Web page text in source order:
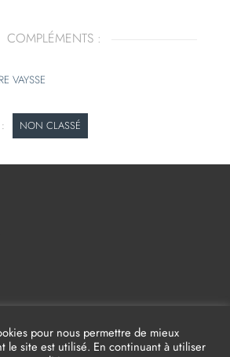
COMPLÉMENTS :
VAYSSE
NON CLASSÉ
pour nous permettre de mieux
le site est utilisé. En continuant à utiliser